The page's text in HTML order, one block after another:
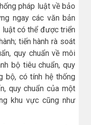
pháp luật về bảo
ngay các văn bản
có thể được triển
tiến hành rà soát
quy chuẩn về môi
bộ tiêu chuẩn, quy
bộ, có tính hệ thống
quy chuẩn của một
khu vực cũng như